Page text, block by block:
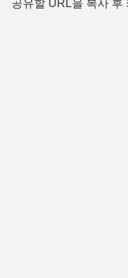
공유할 URL을 복사 후